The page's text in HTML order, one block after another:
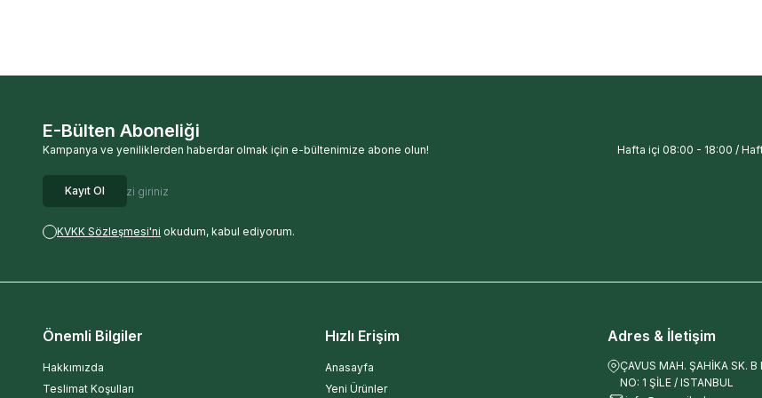
E-Bülten Aboneliği
Kampanya ve yeniliklerden haberdar olmak için e-bültenimize abone olun!
Kayıt Ol
KVKK Sözleşmesi'ni okudum, kabul ediyorum.
Hafta içi 08:00 - 18:00 /
Adres & İletişim
ÇAVUS MAH. ŞAHİKA SK. B
NO: 1 ŞİLE / ISTANBUL
Önemli Bilgiler
Hakkımızda
Teslimat Koşulları
Hızlı Erişim
Anasayfa
Yeni Ürünler